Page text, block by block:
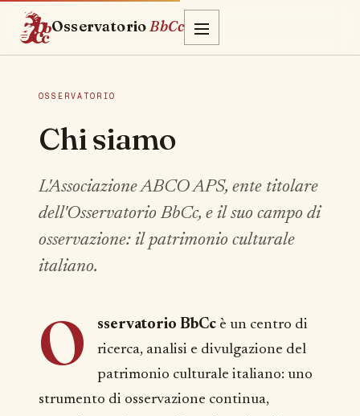
OsservatorioBbCc
OSSERVATORIO
Chi siamo
L'Associazione ABCO APS, ente titolare
dell'Osservatorio BbCc, e il suo campo di
osservazione: il patrimonio culturale
italiano.
O sservatorio BbCc è un centro di
ricerca, analisi e divulgazione del
patrimonio culturale italiano: uno
strumento di osservazione continua,